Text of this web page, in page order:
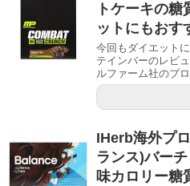
トケーキの
ットにもおす
今回もダイエット
テインバーのレビ
ルファーム社のプ
IHerb海外プ
ランス)バー
味カロリー糖